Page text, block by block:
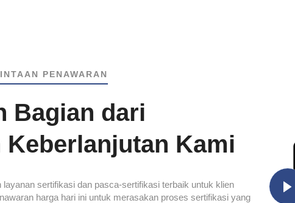
PENAWARAN
Bagian dari
Keberlanjutan Kami
layanan sertifikasi dan pasca-sertifikasi terbaik untuk klien
harga hari ini untuk merasakan proses sertifikasi yang